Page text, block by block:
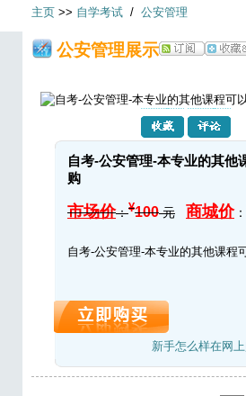
主页 >> 自学考试 / 公安管理
公安管理展示
自考-公安管理-本专业的其他
购
市场价：¥100元 商城价：
自考-公安管理-本专业的其他课程
新手怎么样在网